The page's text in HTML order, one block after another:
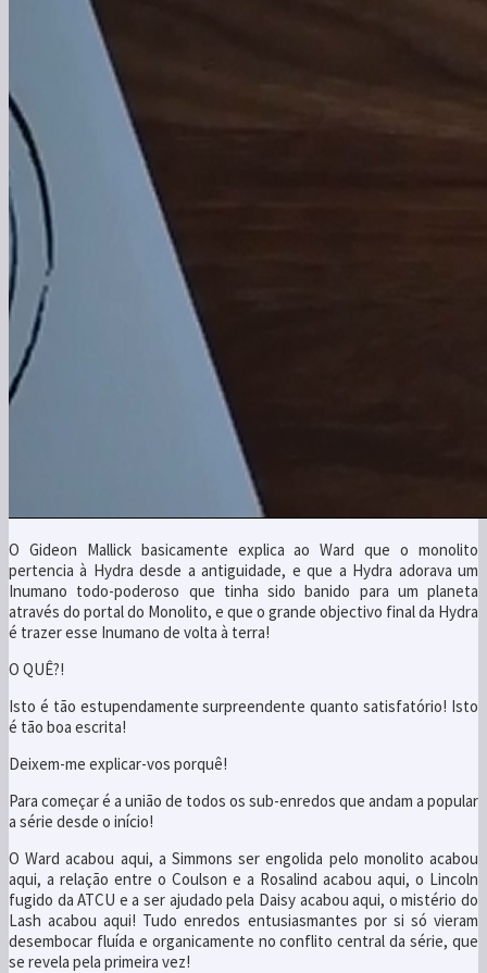
O Gideon Mallick basicamente explica ao Ward que o monolito
pertencia à Hydra desde a antiguidade, e que a Hydra adorava um
Inumano todo-poderoso que tinha sido banido para um planeta
através do portal do Monolito, e que o grande objectivo final da Hydra
é trazer esse Inumano de volta à terra!
O QUÊ?!
Isto é tão estupendamente surpreendente quanto satisfatório! Isto
é tão boa escrita!
Deixem-me explicar-vos porquê!
Para começar é a união de todos os sub-enredos que andam a popular
a série desde o início!
O Ward acabou aqui, a Simmons ser engolida pelo monolito acabou
aqui, a relação entre o Coulson e a Rosalind acabou aqui, o Lincoln
fugido da ATCU e a ser ajudado pela Daisy acabou aqui, o mistério do
Lash acabou aqui! Tudo enredos entusiasmantes por si só vieram
desembocar fluída e organicamente no conflito central da série, que
se revela pela primeira vez!